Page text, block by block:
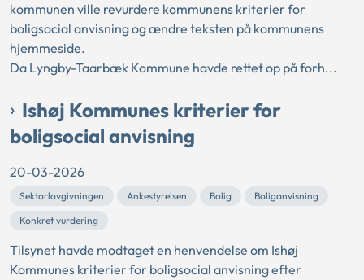
kommunen ville revurdere kommunens kriterier for
boligsocial anvisning og ændre teksten på kommunens
hjemmeside.
Da Lyngby-Taarbæk Kommune havde rettet op på forh...
Ishøj Kommunes kriterier for
boligsocial anvisning
20-03-2026
Sektorlovgivningen Ankestyrelsen Bolig
Boliganvisning
Konkret vurdering
Tilsynet havde modtaget en henvendelse om Ishøj
Kommunes kriterier for boligsocial anvisning efter